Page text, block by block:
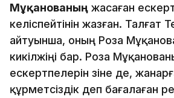
Мұқанованың жасаған
келіспейтінін жазған. Талғат
айтуынша, оның Роза
кикілжіңі бар. Роза
ескертпелерін өзіне де,
құрметсіздік деп бағалаған